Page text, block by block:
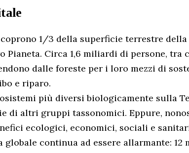
1/3 della superficie terrestre della
Pianeta. Circa 1,6 miliardi di persone, tra
dalle foreste per i loro mezzi di
e riparo.
più diversi biologicamente sulla
di altri gruppi tassonomici. Eppure,
ecologici, economici, sociali e
globale continua ad essere allarmante: